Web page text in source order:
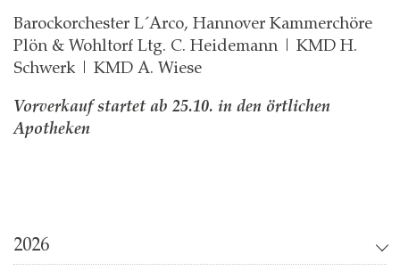
Barockorchester L´Arco, Hannover Kammerchöre
Plön & Wohltorf Ltg. C. Heidemann | KMD H.
Schwerk | KMD A. Wiese
Vorverkauf startet ab 25.10. in den örtlichen
Apotheken
2026